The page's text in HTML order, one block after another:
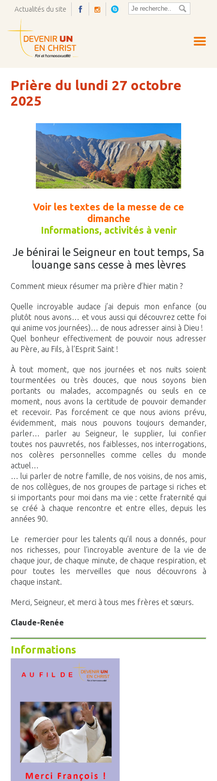
Actualités du site
Prière du lundi 27 octobre
2025
Voir les textes de la messe de ce
dimanche
Informations, activités à venir
Je bénirai le Seigneur en tout temps, Sa
louange sans cesse à mes lèvres
Comment mieux résumer ma prière d’hier matin ?
Quelle incroyable audace j’ai depuis mon enfance (ou
plutôt nous avons… et vous aussi qui découvrez cette foi
qui anime vos journées)… de nous adresser ainsi à Dieu !
Quel bonheur effectivement de pouvoir nous adresser
au Père, au Fils, à l’Esprit Saint !
À tout moment, que nos journées et nos nuits soient
tourmentées ou très douces, que nous soyons bien
portants ou malades, accompagnés ou seuls en ce
moment, nous avons la certitude de pouvoir demander
et recevoir. Pas forcément ce que nous avions prévu,
évidemment, mais nous pouvons toujours demander,
parler… parler au Seigneur, le supplier, lui confier
toutes nos pauvretés, nos faiblesses, nos interrogations,
nos colères personnelles comme celles du monde
actuel…
… lui parler de notre famille, de nos voisins, de nos amis,
de nos collègues, de nos groupes de partage si riches et
si importants pour moi dans ma vie : cette fraternité qui
se créé à chaque rencontre et entre elles, depuis les
années 90.
Le remercier pour les talents qu’il nous a donnés, pour
nos richesses, pour l’incroyable aventure de la vie de
chaque jour, de chaque minute, de chaque respiration, et
pour toutes les merveilles que nous découvrons à
chaque instant.
Merci, Seigneur, et merci à tous mes frères et sœurs.
Claude-Renée
Informations